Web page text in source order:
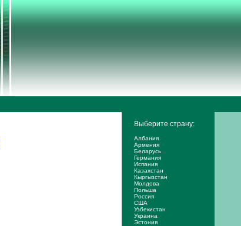
Выберите страну:
Албания
Армения
Беларусь
Германия
Испания
Казахстан
Кыргызстан
Молдова
Польша
Россия
США
Узбекистан
Украина
Эстония